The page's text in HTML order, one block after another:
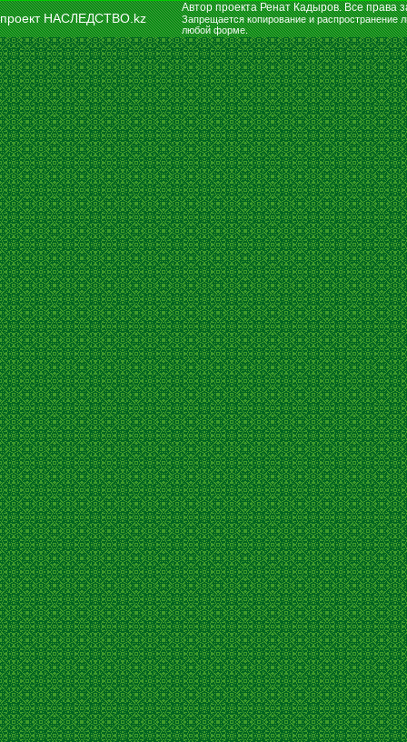
проект НАСЛЕДСТВО.kz
Автор проекта Ренат Кадыров. Все права
Запрещается копирование и распространение
любой форме.